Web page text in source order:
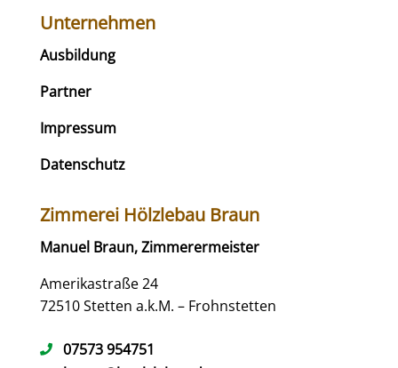
Unternehmen
Ausbildung
Partner
Impressum
Datenschutz
Zimmerei Hölzlebau Braun
Manuel Braun, Zimmerermeister
Amerikastraße 24
72510 Stetten a.k.M. – Frohnstetten
 07573 954751